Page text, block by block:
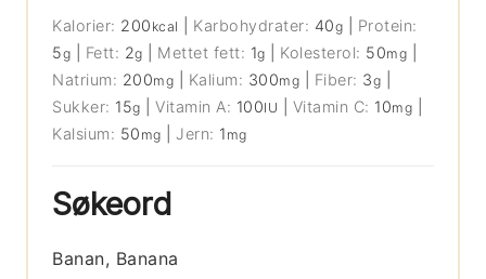
Kalorier: 200 kcal Karbohydrater: 40g
Protein:
5g Fett: 2g Mettet fett: 1g Kolesterol: 50mg
Natrium: 200mg Kalium: 300mg Fiber: 3g
Sukker: 15g |Vitamin A: 100IU Vitamin C: 10mg
Kalsium: 50 mg |Jern: 1 mg
Søkeord
Banan, Banana